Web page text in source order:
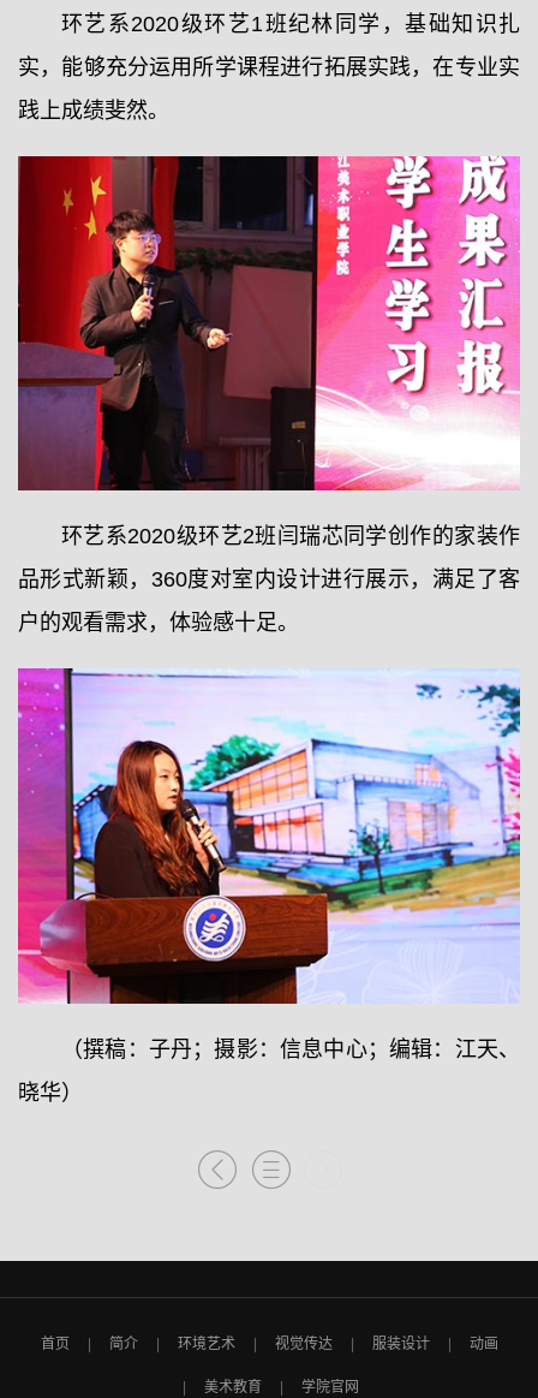
环艺系2020级环艺1班纪林同学，基础知识扎
实，能够充分运用所学课程进行拓展实践，在专业实
践上成绩斐然。
环艺系2020级环艺2班闫瑞芯同学创作的家装作
品形式新颖，360度对室内设计进行展示，满足了客
户的观看需求，体验感十足。
（撰稿：子丹；摄影：信息中心；编辑：江天、
晓华）
首页 简介 环境艺术 视觉传达 服装设计 动画
美术教育 学院官网